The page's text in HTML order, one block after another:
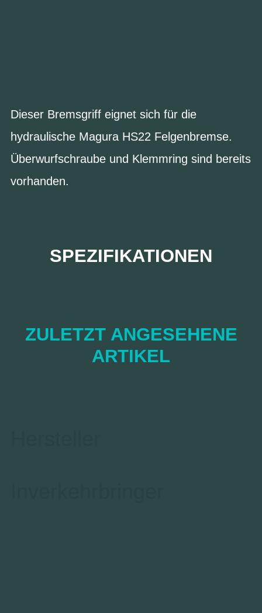
Dieser Bremsgriff eignet sich für die
hydraulische Magura HS22 Felgenbremse.
Überwurfschraube und Klemmring sind bereits
vorhanden.
SPEZIFIKATIONEN
ZULETZT ANGESEHENE
ARTIKEL